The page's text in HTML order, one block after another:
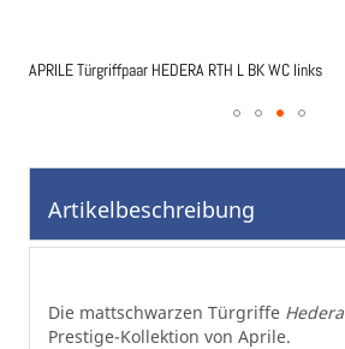
APRILE Türgriffpaar HEDERA RTH L BK WC links
Anfang
Bildgalerie
springen
Artikelbeschreibung
Die mattschwarzen Türgriffe Hedera
Prestige-Kollektion von Aprile.